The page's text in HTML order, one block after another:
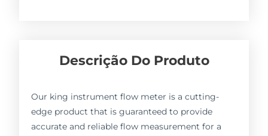
Descrição Do Produto
Our king instrument flow meter is a cutting-
edge product that is guaranteed to provide
accurate and reliable flow measurement for a